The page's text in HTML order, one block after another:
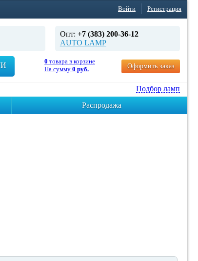
Войти Регистрация
Опт: +7 (383) 200-36-12
AUTO LAMP
0 товара в корзине
На сумму 0 руб. Оформить заказ
Подбор ламп
Распродажа